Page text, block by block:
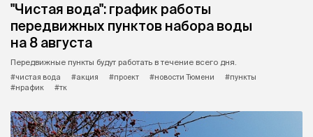
"Чистая вода": график работы
передвижных пунктов набора воды
на 8 августа
Передвижные пункты будут работать в течение всего дня.
#чистая вода
#акция #проект #новости Тюмени
#пункты
#нрафик
#тк